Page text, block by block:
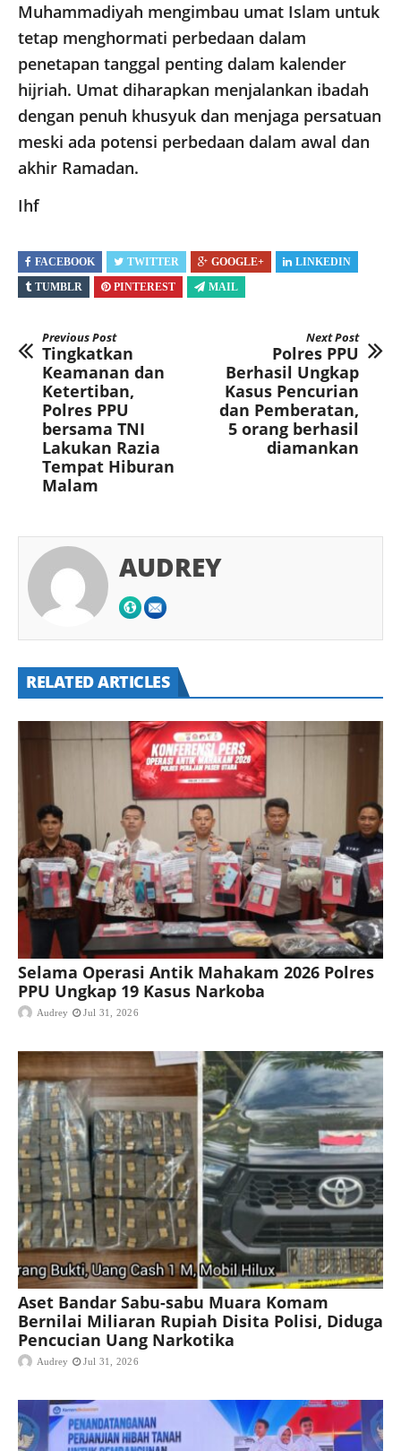
Muhammadiyah mengimbau umat Islam untuk
tetap menghormati perbedaan dalam
penetapan tanggal penting dalam kalender
hijriah. Umat diharapkan menjalankan ibadah
dengan penuh khusyuk dan menjaga persatuan
meski ada potensi perbedaan dalam awal dan
akhir Ramadan.
Ihf
FACEBOOK TWITTER GOOGLE+
LINKEDIN
TUMBLR
PINTEREST MAIL
Previous Post
Tingkatkan
Keamanan dan
Ketertiban,
Polres PPU
bersama TNI
Lakukan Razia
Tempat Hiburan
Malam
Next Post
Polres PPU
Berhasil Ungkap
Kasus Pencurian
dan Pemberatan,
5 orang berhasil
diamankan
AUDREY
RELATED ARTICLES
Selama Operasi Antik Mahakam 2026 Polres
PPU Ungkap 19 Kasus Narkoba
Audrey Jul 31, 2026
Aset Bandar Sabu-sabu Muara Komam
Bernilai Miliaran Rupiah Disita Polisi, Diduga
Pencucian Uang Narkotika
Audrey Jul 31, 2026